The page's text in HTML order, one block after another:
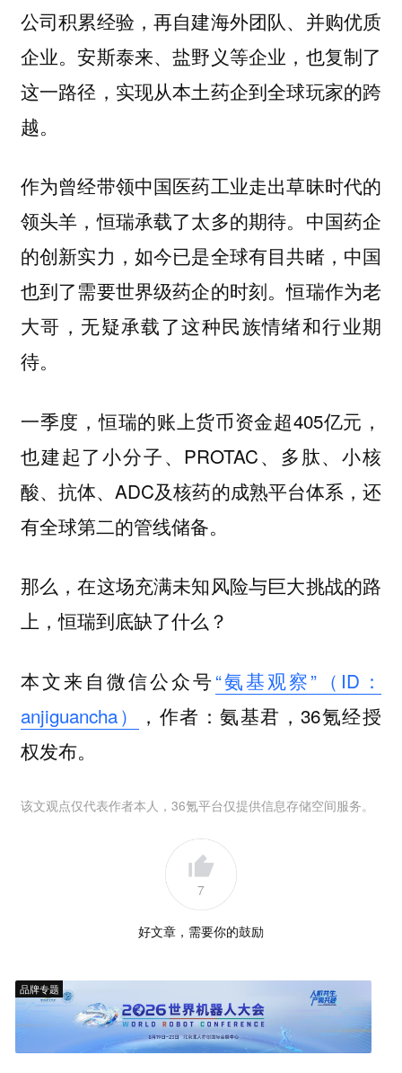
公司积累经验，再自建海外团队、并购优质
企业。安斯泰来、盐野义等企业，也复制了
这一路径，实现从本土药企到全球玩家的跨
越。
作为曾经带领中国医药工业走出草昧时代的
领头羊，恒瑞承载了太多的期待。中国药企
的创新实力，如今已是全球有目共睹，中国
也到了需要世界级药企的时刻。恒瑞作为老
大哥，无疑承载了这种民族情绪和行业期
待。
一季度，恒瑞的账上货币资金超405亿元，
也建起了小分子、PROTAC、多肽、小核
酸、抗体、ADC及核药的成熟平台体系，还
有全球第二的管线储备。
那么，在这场充满未知风险与巨大挑战的路
上，恒瑞到底缺了什么？
本文来自微信公众号“氨基观察”（ID：
anjiguancha）
，作者：氨基君，36氪经授
权发布。
该文观点仅代表作者本人，36氪平台仅提供信息存储空间服务。
7
好文章，需要你的鼓励
品牌专题